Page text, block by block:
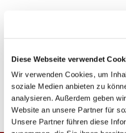
Diese Webseite verwendet
Wir verwenden Cookies, um
soziale Medien anbieten zu
analysieren. Außerdem geben
Website an unsere Partner für
Unsere Partner führen diese